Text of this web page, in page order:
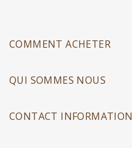
COMMENT ACHETER
QUI SOMMES NOUS
CONTACT INFORMATION